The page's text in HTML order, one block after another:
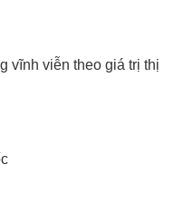
vĩnh viễn theo giá trị thị